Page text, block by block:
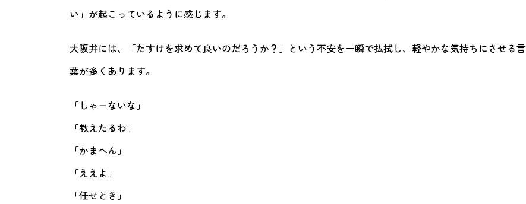
い」が起こっているように感じます。
大阪弁には、「たすけを求めて良いのだろうか？」という不安を一瞬で払拭し、軽やかな気持ちにさせる言
葉が多くあります。
「しゃーないな」
「教えたるわ」
「かまへん」
「ええよ」
「任せとき」